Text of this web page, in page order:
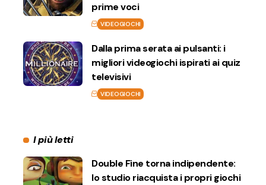
prime voci
VIDEOGIOCHI
Dalla prima serata ai pulsanti: i
migliori videogiochi ispirati ai quiz
televisivi
VIDEOGIOCHI
I più letti
Double Fine torna indipendente:
lo studio riacquista i propri giochi